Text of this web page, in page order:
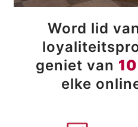
Word lid
geniet van
elke